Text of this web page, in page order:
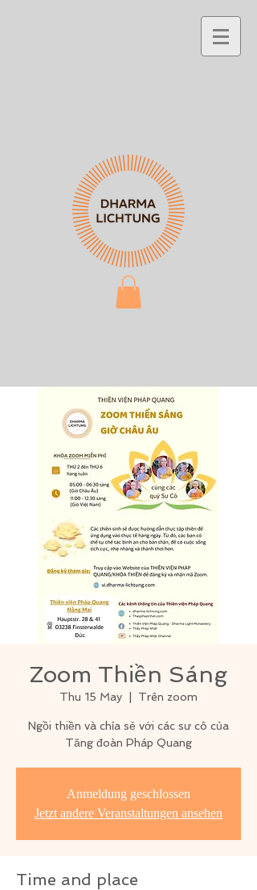
Zoom Thiền Sáng
Thu 15 May Trên zoom
Ngồi thiền và chỉa sẻ với các sư cô của
Tăng đoàn Pháp Quang
Anmeldung geschlossen
Jetzt andere Veranstaltungen ansehen
Time and place